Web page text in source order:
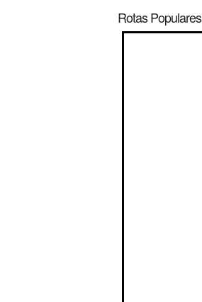
Rotas Populares